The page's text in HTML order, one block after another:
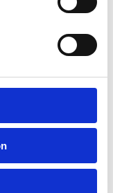
línea
el